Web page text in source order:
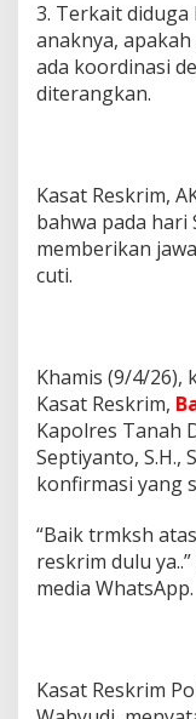
3. Terkait diduga
anaknya,
ada koordinasi
diterangkan.
Kasat Reskrim,
bahwa pada hari
memberikan
cuti.
Khamis (9/4/26),
Kasat Reskrim,
Kapolres Tanah
Septiyanto, S.H.,
konfirmasi yang
“Baik trmksh
reskrim dulu
media WhatsApp.
Kasat Reskrim